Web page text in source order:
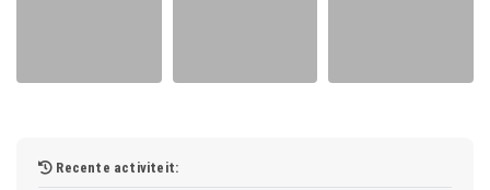
Recente activiteit: